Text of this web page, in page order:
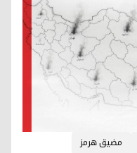
مضيق هرمز